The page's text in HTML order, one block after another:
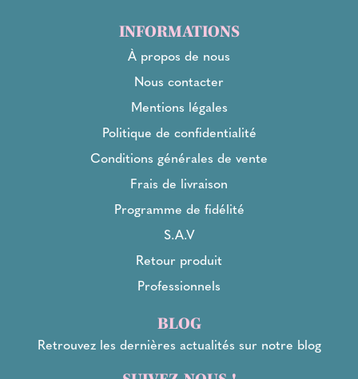
INFORMATIONS
À propos de nous
Nous contacter
Mentions légales
Politique de confidentialité
Conditions générales de vente
Frais de livraison
Programme de fidélité
S.A.V
Retour produit
Professionnels
BLOG
Retrouvez les dernières actualités sur notre blog